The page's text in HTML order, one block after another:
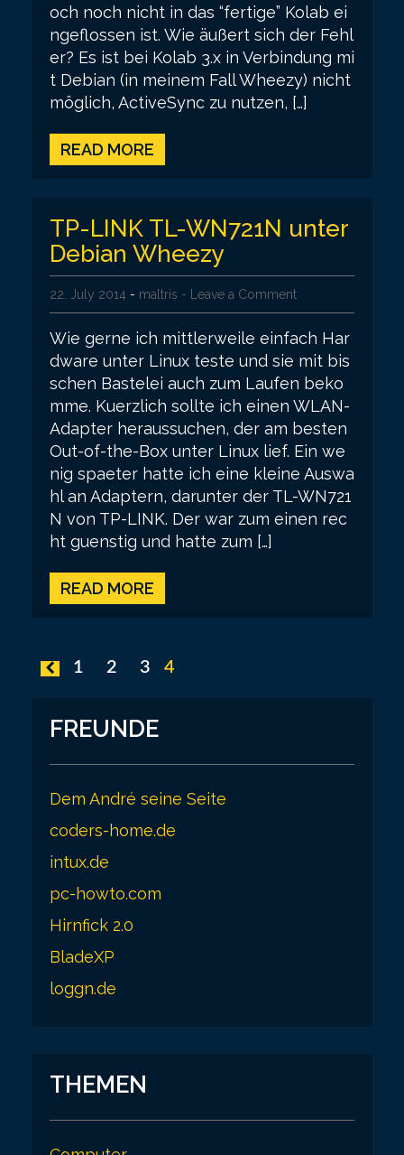
och noch nicht in das “fertige” Kolab ei
ngeflossen ist. Wie äußert sich der Fehl
er? Es ist bei Kolab 3.x in Verbindung mi
t Debian (in meinem Fall Wheezy) nicht
möglich, ActiveSync zu nutzen, […]
READ MORE
TP-LINK TL-WN721N unter
Debian Wheezy
22. July 2014 - maltris - Leave a Comment
Wie gerne ich mittlerweile einfach Har
dware unter Linux teste und sie mit bis
schen Bastelei auch zum Laufen beko
mme. Kuerzlich sollte ich einen WLAN-
Adapter heraussuchen, der am besten
Out-of-the-Box unter Linux lief. Ein we
nig spaeter hatte ich eine kleine Auswa
hl an Adaptern, darunter der TL-WN721
N von TP-LINK. Der war zum einen rec
ht guenstig und hatte zum […]
READ MORE
P
s
g
n
a
n
1 2 3 4
FREUNDE
Dem André seine Seite
coders-home.de
intux.de
pc-howto.com
Hirnfick 2.0
BladeXP
loggn.de
THEMEN